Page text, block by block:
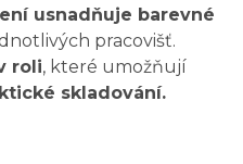
usnadňuje barevné
pracovišť.
roli, které umožňují
skladování.